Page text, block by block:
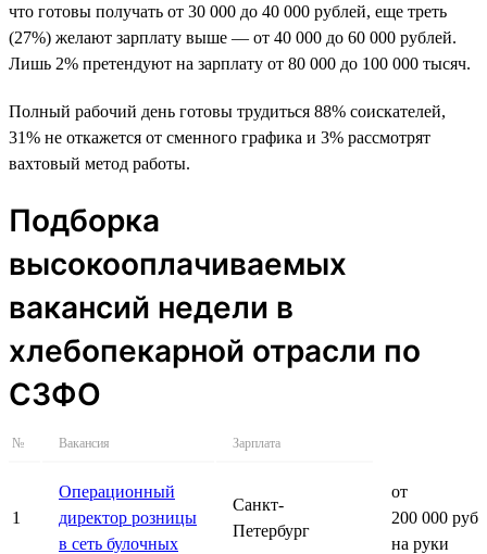
что готовы получать от 30 000 до 40 000 рублей, еще треть
(27%) желают зарплату выше — от 40 000 до 60 000 рублей.
Лишь 2% претендуют на зарплату от 80 000 до 100 000 тысяч.
Полный рабочий день готовы трудиться 88% соискателей,
31% не откажется от сменного графика и 3% рассмотрят
вахтовый метод работы.
Подборка
высокооплачиваемых
вакансий недели в
хлебопекарной отрасли по
СЗФО
№ Вакансия Зарплата
1
Операционный
директор розницы
в сеть булочных
Санкт-
Петербург
от
200 000 руб.
на руки